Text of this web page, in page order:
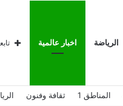
الرياضة اخبار عالمية
المناطق 1 ثقافة وفنون